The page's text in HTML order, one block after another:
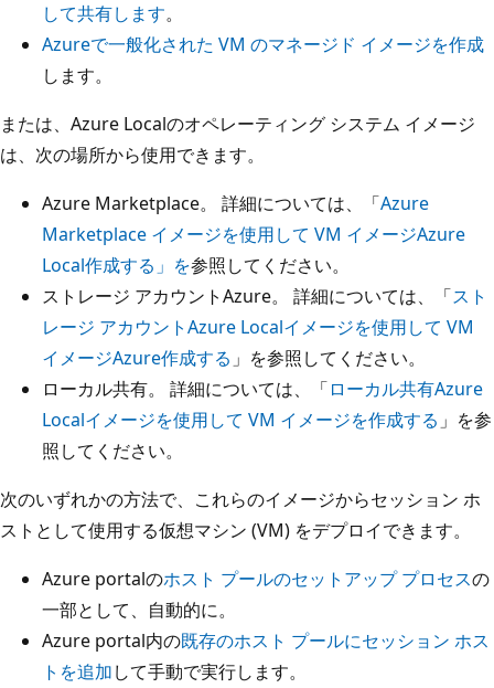
して共有します。
Azureで一般化された VM のマネージド イメージを作成
します。
または、Azure Localのオペレーティング システム イメージ
は、次の場所から使用できます。
Azure Marketplace。 詳細については、「Azure
Marketplace イメージを使用して VM イメージAzure
Local作成する」を参照してください。
ストレージ アカウントAzure。 詳細については、「スト
レージ アカウントAzure Localイメージを使用して VM
イメージAzure作成する 」を参照してください。
ローカル共有。 詳細については、「ローカル共有Azure
Localイメージを使用して VM イメージを作成する 」を参
照してください。
次のいずれかの方法で、これらのイメージからセッション ホ
ストとして使用する仮想マシン (VM) をデプロイできます。
Azure portalのホスト プールのセットアップ プロセスの
一部として、自動的に。
Azure portal内の既存のホスト プールにセッション ホス
トを追加して手動で実行します。